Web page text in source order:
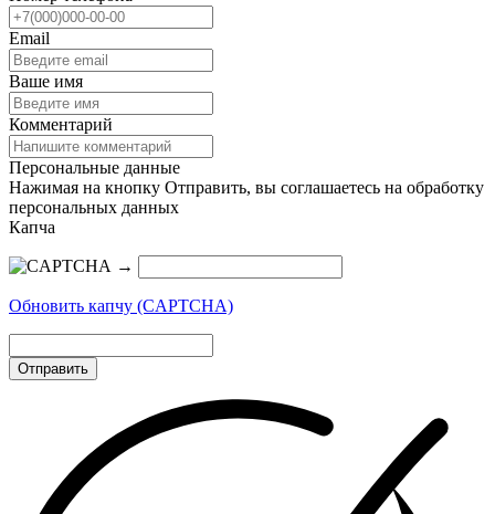
Email
Ваше имя
Комментарий
Персональные данные
Нажимая на кнопку Отправить, вы соглашаетесь на обработку
персональных данных
Капча
→
Обновить капчу (CAPTCHA)
Отправить